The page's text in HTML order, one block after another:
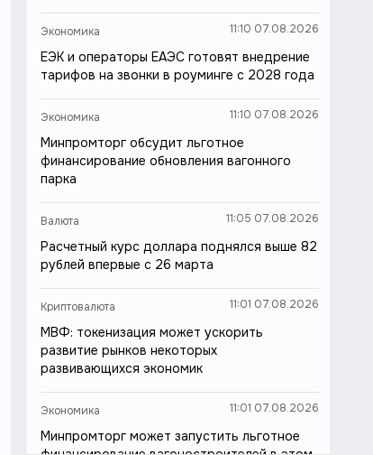
Экономика 11:10 07.08.2026
ЕЭК и операторы ЕАЭС готовят внедрение
тарифов на звонки в роуминге с 2028 года
Экономика 11:10 07.08.2026
Минпромторг обсудит льготное
финансирование обновления вагонного
парка
Валюта 11:05 07.08.2026
Расчетный курс доллара поднялся выше 82
рублей впервые с 26 марта
Криптовалюта 11:01 07.08.2026
МВФ: токенизация может ускорить
развитие рынков некоторых
развивающихся экономик
Экономика 11:01 07.08.2026
Минпромторг может запустить льготное